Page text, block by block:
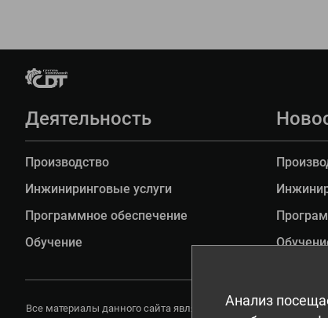
Анализ
Деятельность
Производство
Инжиниринговые услуги
Программное обеспечение
Обучение
Все материалы данного сайта являются объектами